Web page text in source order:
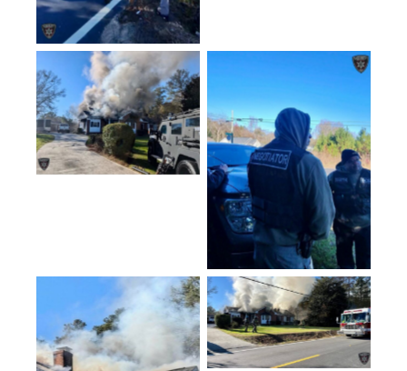
No Caption
No Caption
No Caption